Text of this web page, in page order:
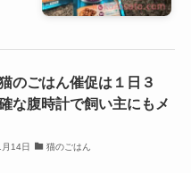
のごはん催促は１日３
な腹時計で飼い主にもメ
14日 猫のごはん